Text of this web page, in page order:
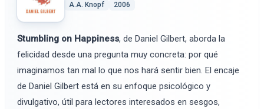
A.A. Knopf 2006
Stumbling on Happiness, de Daniel Gilbert, aborda la
felicidad desde una pregunta muy concreta: por qué
imaginamos tan mal lo que nos hará sentir bien. El encaje
de Daniel Gilbert está en su enfoque psicológico y
divulgativo, útil para lectores interesados en sesgos,